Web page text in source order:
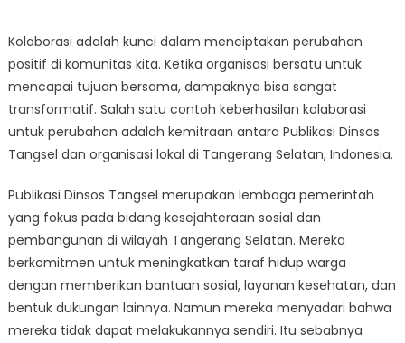
Change:
Publikasi
Dinsos
Tangsel’s
Partnerships
with
Organizations
Kolaborasi adalah kunci dalam menciptakan perubahan
positif di komunitas kita. Ketika organisasi bersatu untuk
mencapai tujuan bersama, dampaknya bisa sangat
transformatif. Salah satu contoh keberhasilan kolaborasi
untuk perubahan adalah kemitraan antara Publikasi Dinsos
Tangsel dan organisasi lokal di Tangerang Selatan, Indonesia.
Publikasi Dinsos Tangsel merupakan lembaga pemerintah
yang fokus pada bidang kesejahteraan sosial dan
pembangunan di wilayah Tangerang Selatan. Mereka
berkomitmen untuk meningkatkan taraf hidup warga
dengan memberikan bantuan sosial, layanan kesehatan, dan
bentuk dukungan lainnya. Namun mereka menyadari bahwa
mereka tidak dapat melakukannya sendiri. Itu sebabnya